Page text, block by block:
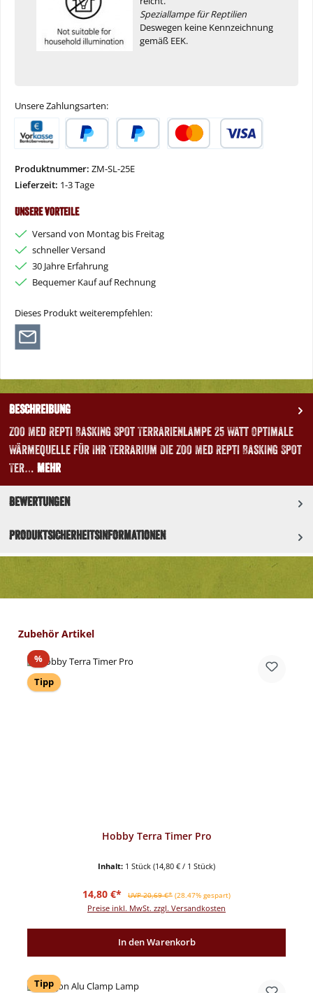
Speziallampe für Reptilien
Deswegen keine Kennzeichnung
gemäß EEK.
Unsere Zahlungsarten:
Produktnummer: ZM-SL-25E
Lieferzeit: 1-3 Tage
Unsere Vorteile
Versand von Montag bis Freitag
schneller Versand
30 Jahre Erfahrung
Bequemer Kauf auf Rechnung
Dieses Produkt weiterempfehlen:
Beschreibung
Zoo Med Repti Basking Spot Terrarienlampe 25 Watt Optimale
Wärmequelle für Ihr Terrarium Die Zoo Med Repti Basking Spot
Ter… Mehr
Bewertungen
Produktsicherheitsinformationen
Produktgalerie überspringen
Zubehör Artikel
%Rabatt
Tipp
Hobby Terra Timer Pro
Inhalt: 1 Stück (14,80 € / 1 Stück)
Verkaufspreis:
14,80 €* Regulärer Preis:
UVP 20,69 €* (28.47% gespart)
Preise inkl. MwSt. zzgl. Versandkosten
In den Warenkorb
Tipp